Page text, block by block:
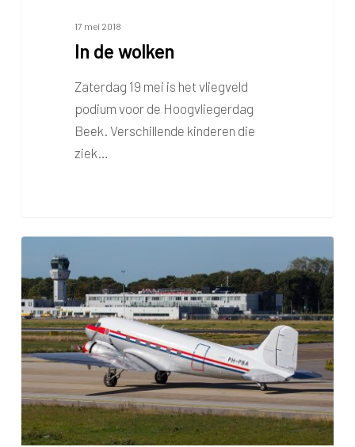
17 mei 2018
In de wolken
Zaterdag 19 mei is het vliegveld
podium voor de Hoogvliegerdag
Beek. Verschillende kinderen die
ziek…
gast
op
Maastricht
Aachen
Airport